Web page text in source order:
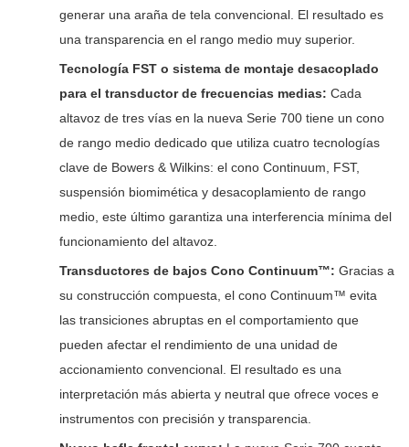
generar una araña de tela convencional. El resultado es
una transparencia en el rango medio muy superior.
Tecnología FST o sistema de montaje desacoplado
para el transductor de frecuencias medias: Cada
altavoz de tres vías en la nueva Serie 700 tiene un cono
de rango medio dedicado que utiliza cuatro tecnologías
clave de Bowers & Wilkins: el cono Continuum, FST,
suspensión biomimética y desacoplamiento de rango
medio, este último garantiza una interferencia mínima del
funcionamiento del altavoz.
Transductores de bajos Cono Continuum™: Gracias a
su construcción compuesta, el cono Continuum™ evita
las transiciones abruptas en el comportamiento que
pueden afectar el rendimiento de una unidad de
accionamiento convencional. El resultado es una
interpretación más abierta y neutral que ofrece voces e
instrumentos con precisión y transparencia.